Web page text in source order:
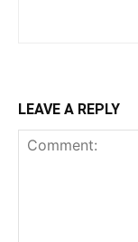
LEAVE A REPLY